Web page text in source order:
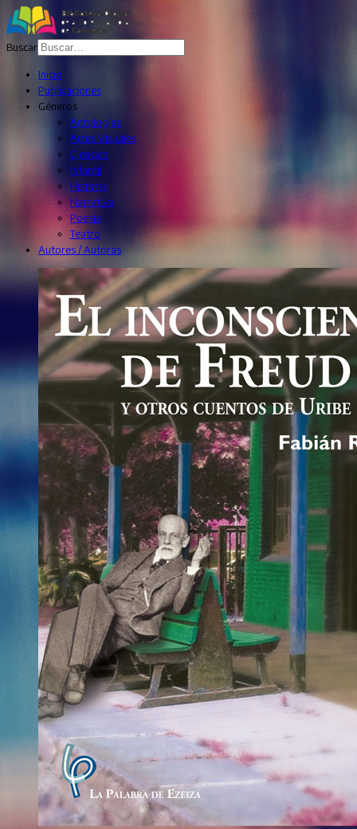
Buscar
Inicio
Publicaciones
Géneros
Antologías
Artes Visuales
Ciencias
Infantil
Historia
Narrativa
Poesía
Teatro
Autores / Autoras